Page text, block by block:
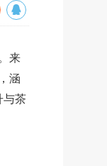
来
涵
与茶